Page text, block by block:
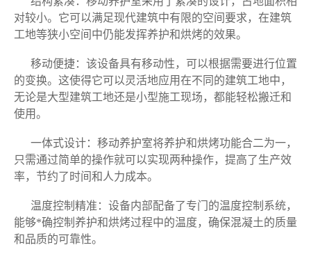
对较小。它可以满足现代建筑中有限的空间要求，在建筑
工地等狭小空间中仍能发挥养护和烘烤的效果。
移动便捷：该设备具有移动性，可以根据需要进行位置
的变换。这使得它可以灵活地应用在不同的建筑工地中，
无论是大型建筑工地还是小型施工现场，都能轻松搬迁和
使用。
一体式设计：移动养护室将养护和烘烤功能合二为一，
只需通过简单的操作就可以实现两种操作，提高了生产效
率，节约了时间和人力成本。
温度控制精准：设备内部配备了专门的温度控制系统，
能够*确控制养护和烘烤过程中的温度，确保混凝土的质量
和品质的可靠性。